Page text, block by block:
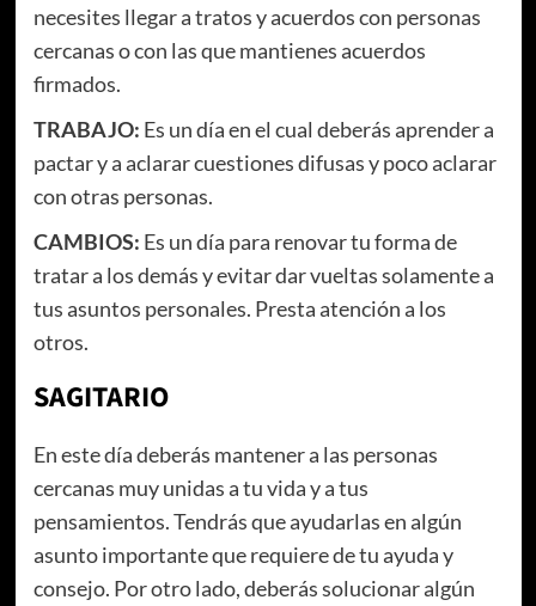
necesites llegar a tratos y acuerdos con personas
cercanas o con las que mantienes acuerdos
firmados.
TRABAJO: Es un día en el cual deberás aprender a
pactar y a aclarar cuestiones difusas y poco aclarar
con otras personas.
CAMBIOS: Es un día para renovar tu forma de
tratar a los demás y evitar dar vueltas solamente a
tus asuntos personales. Presta atención a los
otros.
SAGITARIO
En este día deberás mantener a las personas
cercanas muy unidas a tu vida y a tus
pensamientos. Tendrás que ayudarlas en algún
asunto importante que requiere de tu ayuda y
consejo. Por otro lado, deberás solucionar algún